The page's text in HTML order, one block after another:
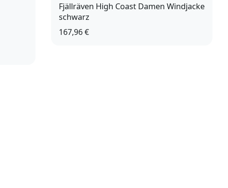
Fjällräven High Coast Damen Windjacke
schwarz
167,96 €